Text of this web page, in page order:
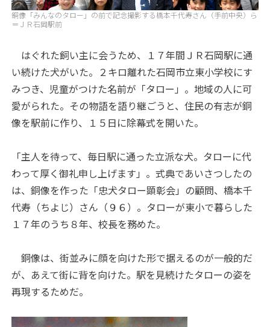
銅像「みんなのタロー」の前で記念撮影する橋本千代寿さん（手前中央）ら
＝ＪＲ石岡駅前
はぐれた飼い主に会うため、１７年間ＪＲ石岡駅に通
い続けた犬がいた。２キロ離れた石岡市立東小学校にす
みつき、児童がつけた名前が「タロー」。地域の人に可
愛がられた。その物語を語り継ごうと、住民の有志が銅
像を駅前に作り、１５日に除幕式を開いた。
「主人を待って、毎日駅に通った立派な犬。タローに代
わって厚く御礼申し上げます」。式典であいさつしたの
は、銅像を作った「忠犬タロー顕彰会」の顧問、橋本千
代寿（ちよじ）さん（９６）。タローが東小で暮らした
１７年のうち８年、校長を務めた。
銅像は、街並みに顔を向けた形で据えるのが一般的だ
が、あえて街に背を向けた。駅を見続けたタローの姿を
再現するためだ。